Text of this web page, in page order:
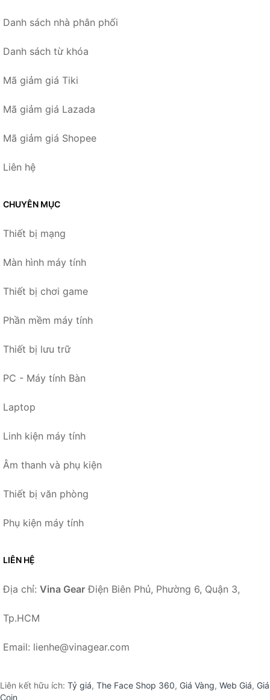
Danh sách nhà phân phối
Danh sách từ khóa
Mã giảm giá Tiki
Mã giảm giá Lazada
Mã giảm giá Shopee
Liên hệ
CHUYÊN MỤC
Thiết bị mạng
Màn hình máy tính
Thiết bị chơi game
Phần mềm máy tính
Thiết bị lưu trữ
PC - Máy tính Bàn
Laptop
Linh kiện máy tính
Âm thanh và phụ kiện
Thiết bị văn phòng
Phụ kiện máy tính
LIÊN HỆ
Địa chỉ: Vina Gear Điện Biên Phủ, Phường 6, Quận 3,
Tp.HCM
Email: lienhe@vinagear.com
Liên kết hữu ích: Tỷ giá, The Face Shop 360, Giá Vàng, Web Giá, Giá
Coin